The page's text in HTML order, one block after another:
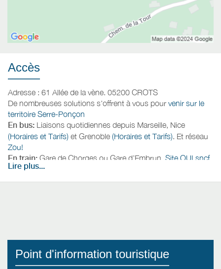
Accès
Adresse : 61 Allée de la vène. 05200 CROTS
De nombreuses solutions s'offrent à vous pour venir sur le
territoire Serre-Ponçon
En bus: Liaisons quotidiennes depuis Marseille, Nice
(Horaires et Tarifs) et Grenoble (Horaires et Tarifs). Et réseau
Zou!
En train: Gare de Chorges ou Gare d’Embrun. Site OUI.sncf
En avion:Aéroport de Marseille Provence (188km)
Navettes entre l'aéroport et Chorges/Embrun (Horaires),
Lire plus...
Point d'information touristique